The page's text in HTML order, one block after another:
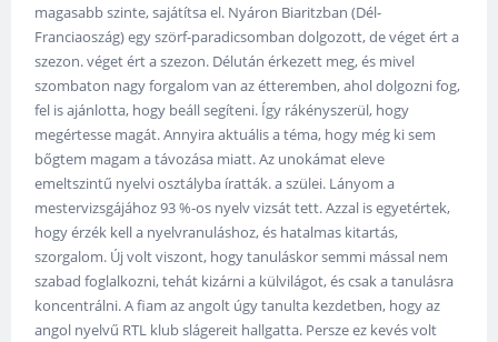
magasabb szinte, sajátítsa el. Nyáron Biaritzban (Dél-
Franciaoszág) egy szörf-paradicsomban dolgozott, de véget ért a
szezon. véget ért a szezon. Délután érkezett meg, és mivel
szombaton nagy forgalom van az étteremben, ahol dolgozni fog,
fel is ajánlotta, hogy beáll segíteni. Így rákényszerül, hogy
megértesse magát. Annyira aktuális a téma, hogy még ki sem
bőgtem magam a távozása miatt. Az unokámat eleve
emeltszintű nyelvi osztályba íratták. a szülei. Lányom a
mestervizsgájához 93 %-os nyelv vizsát tett. Azzal is egyetértek,
hogy érzék kell a nyelvranuláshoz, és hatalmas kitartás,
szorgalom. Új volt viszont, hogy tanuláskor semmi mással nem
szabad foglalkozni, tehát kizárni a külvilágot, és csak a tanulásra
koncentrálni. A fiam az angolt úgy tanulta kezdetben, hogy az
angol nyelvű RTL klub slágereit hallgatta. Persze ez kevés volt